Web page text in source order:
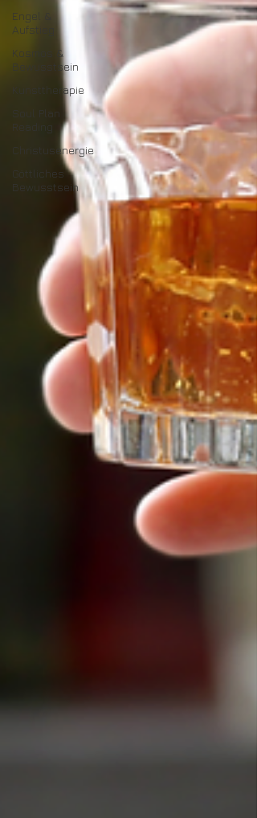
Engel &
Aufstieg
Kosmos &
Bewusstsein
Kunsttherapie
Soul Plan
Reading
Christusenergie
Göttliches
Bewusstsein